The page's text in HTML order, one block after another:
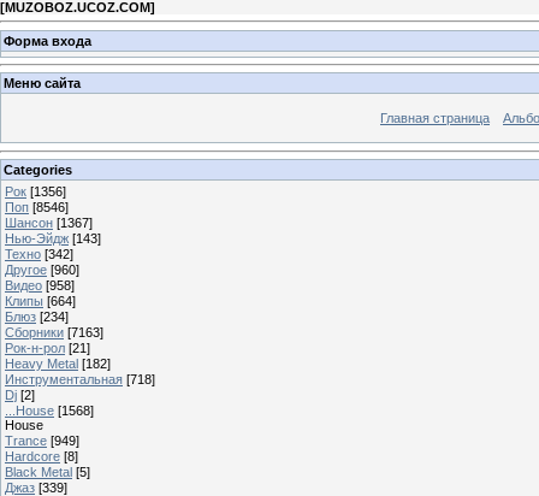
[MUZOBOZ.UCOZ.COM]
Форма входа
Меню сайта
Главная страница
Categories
Рок [1356]
Поп [8546]
Шансон [1367]
Нью-Эйдж [143]
Техно [342]
Другое [960]
Видео [958]
Клипы [664]
Блюз [234]
Сборники [7163]
Рок-н-рол [21]
Heavy Metal [182]
Инструментальная [718]
Dj [2]
...House [1568]
House
Trance [949]
Hardcore [8]
Black Metal [5]
Джаз [339]